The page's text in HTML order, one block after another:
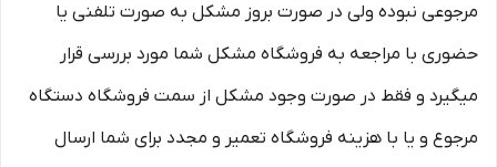
مرجوعی نبوده ولی در صورت بروز مشکل به صورت تلفنی یا
حضوری با مراجعه به فروشگاه مشکل شما مورد بررسی قرار
میگیرد و فقط در صورت وجود مشکل از سمت فروشگاه دستگاه
مرجوع و یا با هزینه فروشگاه تعمیر و مجدد برای شما ارسال